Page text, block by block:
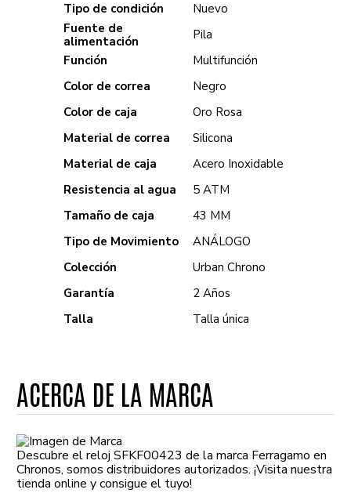
Tipo de condición
Nuevo
Fuente de
alimentación
Pila
Función
Multifunción
Color de correa
Negro
Color de caja
Oro Rosa
Material de correa
Silicona
Material de caja
Acero Inoxidable
Resistencia al agua
5 ATM
Tamaño de caja
43 MM
Tipo de Movimiento
ANÁLOGO
Colección
Urban Chrono
Garantía
2 Años
Talla
Talla única
ACERCA DE LA MARCA
Descubre el reloj SFKF00423 de la marca Ferragamo en
Chronos, somos distribuidores autorizados. ¡Visita nuestra
tienda online y consigue el tuyo!